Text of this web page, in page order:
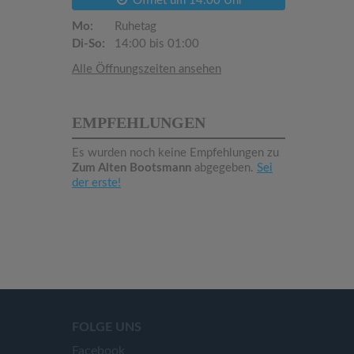
Mo:
Ruhetag
Di-So:
14:00 bis 01:00
Alle Öffnungszeiten ansehen
EMPFEHLUNGEN
Es wurden noch keine Empfehlungen zu
Zum Alten Bootsmann abgegeben. Sei
der erste!
FOLGE UNS
Facebook